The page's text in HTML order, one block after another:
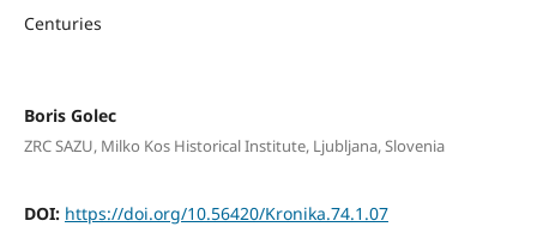
Centuries
Boris Golec
ZRC SAZU, Milko Kos Historical Institute, Ljubljana, Slovenia
DOI: https://doi.org/10.56420/Kronika.74.1.07